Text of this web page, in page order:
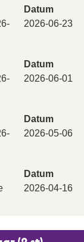
Datum
2026-06-23
Datum
2026-06-01
Datum
2026-05-06
Datum
2026-04-16